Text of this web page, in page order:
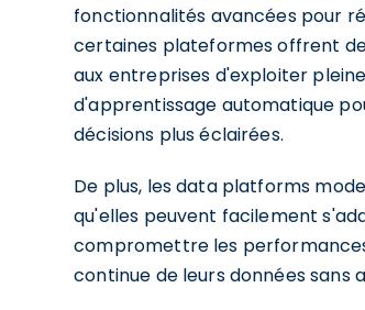
fonctionnalités avancées pour
certaines plateformes offrent
aux entreprises d'exploiter
d'apprentissage automatique
décisions plus éclairées.
De plus, les data platforms
qu'elles peuvent facilement
compromettre les
continue de leurs données sans